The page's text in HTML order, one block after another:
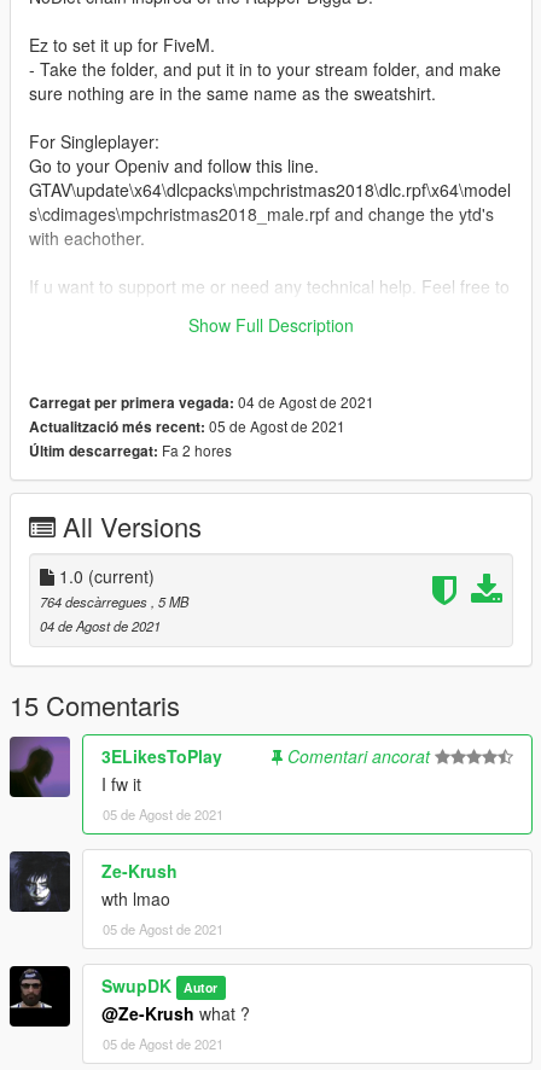
Ez to set it up for FiveM.
- Take the folder, and put it in to your stream folder, and make
sure nothing are in the same name as the sweatshirt.
For Singleplayer:
Go to your Openiv and follow this line.
GTAV\update\x64\dlcpacks\mpchristmas2018\dlc.rpf\x64\model
s\cdimages\mpchristmas2018_male.rpf and change the ytd's
with eachother.
If u want to support me or need any technical help. Feel free to
https://discord.gg/GaGu22YjBmShow Full Description
Carregat per primera vegada: 04 de Agost de 2021
Actualització més recent: 05 de Agost de 2021
Últim descarregat: Fa 2 hores
All Versions
1.0 (current)
764 descàrregues , 5 MB
04 de Agost de 2021
15 Comentaris
3ELikesToPlay
Comentari ancorat
I fw it
05 de Agost de 2021
Ze-Krush
wth lmao
05 de Agost de 2021
SwupDK Autor
@Ze-Krush what ?
05 de Agost de 2021